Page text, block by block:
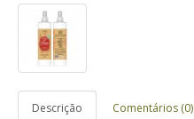
Descrição Comentários (0)